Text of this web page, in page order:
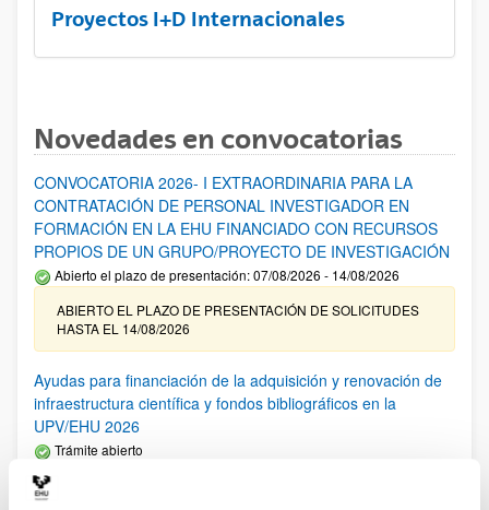
Proyectos I+D Internacionales
Novedades en convocatorias
CONVOCATORIA 2026- I EXTRAORDINARIA PARA LA
CONTRATACIÓN DE PERSONAL INVESTIGADOR EN
FORMACIÓN EN LA EHU FINANCIADO CON RECURSOS
PROPIOS DE UN GRUPO/PROYECTO DE INVESTIGACIÓN
Abierto el plazo de presentación: 07/08/2026 - 14/08/2026
ABIERTO EL PLAZO DE PRESENTACIÓN DE SOLICITUDES
HASTA EL 14/08/2026
Ayudas para financiación de la adquisición y renovación de
infraestructura científica y fondos bibliográficos en la
UPV/EHU 2026
Trámite abierto